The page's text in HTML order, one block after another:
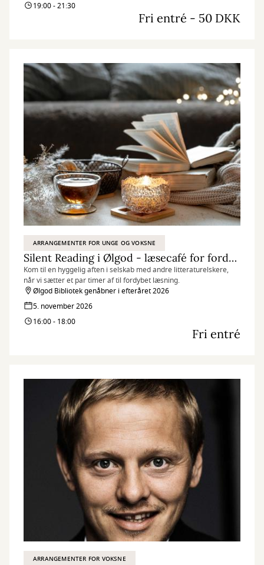
19:00 - 21:30
Fri entré - 50 DKK
ARRANGEMENTER FOR UNGE OG VOKSNE
Silent Reading i Ølgod - læsecafé for fordybet læsning
Kom til en hyggelig aften i selskab med andre litteraturelskere,
når vi sætter et par timer af til fordybet læsning.
Ølgod Bibliotek genåbner i efteråret 2026
5. november 2026
16:00 - 18:00
Fri entré
ARRANGEMENTER FOR VOKSNE